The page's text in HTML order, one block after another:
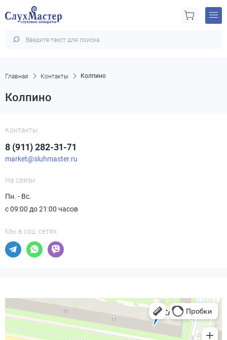
Главная Контакты Колпино
Колпино
Контакты
8 (911) 282-31-71
market@sluhmaster.ru
На связи:
Пн. - Вс.
с 09:00 до 21:00 часов
Мы в соц. сетях: